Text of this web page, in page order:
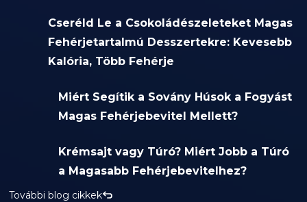
Cseréld Le a Csokoládészeleteket Magas
Fehérjetartalmú Desszertekre: Kevesebb
Kalória, Több Fehérje
Miért Segítik a Sovány Húsok a Fogyást
Magas Fehérjebevitel Mellett?
Krémsajt vagy Túró? Miért Jobb a Túró
a Magasabb Fehérjebevitelhez?
További blog cikkek